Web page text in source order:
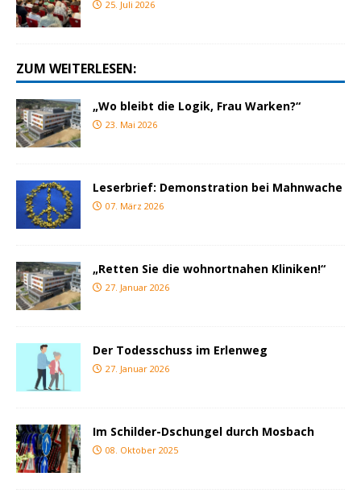
25. Juli 2026
ZUM WEITERLESEN:
„Wo bleibt die Logik, Frau Warken?“
23. Mai 2026
Leserbrief: Demonstration bei Mahnwache
07. März 2026
„Retten Sie die wohnortnahen Kliniken!“
27. Januar 2026
Der Todesschuss im Erlenweg
27. Januar 2026
Im Schilder-Dschungel durch Mosbach
08. Oktober 2025